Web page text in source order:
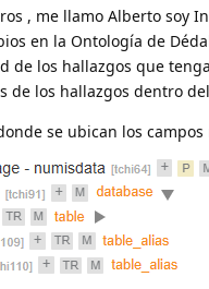
, me llamo Alberto soy
en la Ontología de
de los hallazgos que
de los hallazgos dentro
se ubican los